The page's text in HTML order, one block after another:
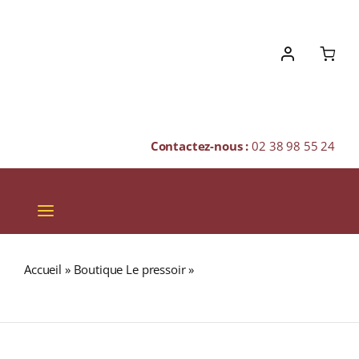
Contactez-nous :02 38 98 55 24
Toggle
Navigation
SPIRITUEUX
Accueil » Boutique Le pressoir»